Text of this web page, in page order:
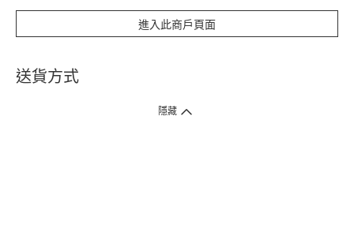
進入此商戶頁面
送貨方式
1. 送貨到府（受衛生署條例規管產品除外 ）
隱藏